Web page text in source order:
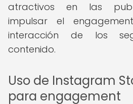
atractivos en las
impulsar el
interacción de los
contenido.
Uso de Instagram
para engagement